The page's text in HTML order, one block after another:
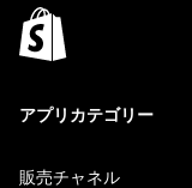
アプリカテゴリー
販売チャネル